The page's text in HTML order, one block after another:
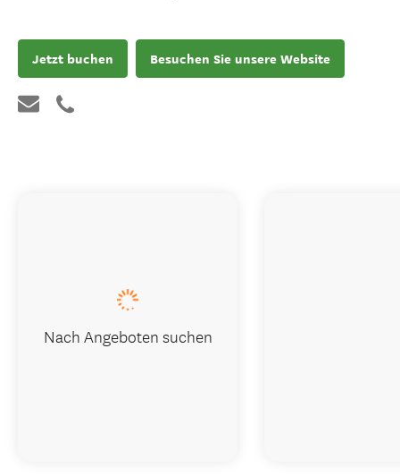
Jetzt buchen Besuchen Sie unsere Website
Nach Angeboten suchen